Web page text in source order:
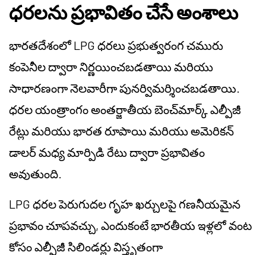
ధరలను ప్రభావితం చేసే అంశాలు
భారతదేశంలో LPG ధరలు ప్రభుత్వరంగ చమురు
కంపెనీల ద్వారా నిర్ణయించబడతాయి మరియు
సాధారణంగా నెలవారీగా పునర్విమర్శించబడతాయి.
ధరల యంత్రాంగం అంతర్జాతీయ బెంచ్‌మార్క్ ఎల్పీజీ
రేట్లు మరియు భారత రూపాయి మరియు అమెరికన్
డాలర్ మధ్య మార్పిడి రేటు ద్వారా ప్రభావితం
అవుతుంది.
LPG ధరల పెరుగుదల గృహ ఖర్చులపై గణనీయమైన
ప్రభావం చూపవచ్చు, ఎందుకంటే భారతీయ ఇళ్లలో వంట
కోసం ఎల్పీజీ సిలిండర్లు విస్తృతంగా